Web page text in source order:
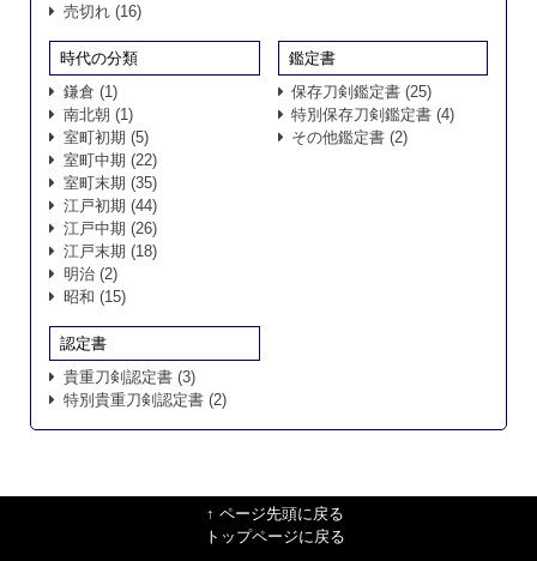
売切れ (16)
時代の分類
鎌倉 (1)
南北朝 (1)
室町初期 (5)
室町中期 (22)
室町末期 (35)
江戸初期 (44)
江戸中期 (26)
江戸末期 (18)
明治 (2)
昭和 (15)
鑑定書
保存刀剣鑑定書 (25)
特別保存刀剣鑑定書 (4)
その他鑑定書 (2)
認定書
貴重刀剣認定書 (3)
特別貴重刀剣認定書 (2)
↑ ページ先頭に戻る
トップページに戻る